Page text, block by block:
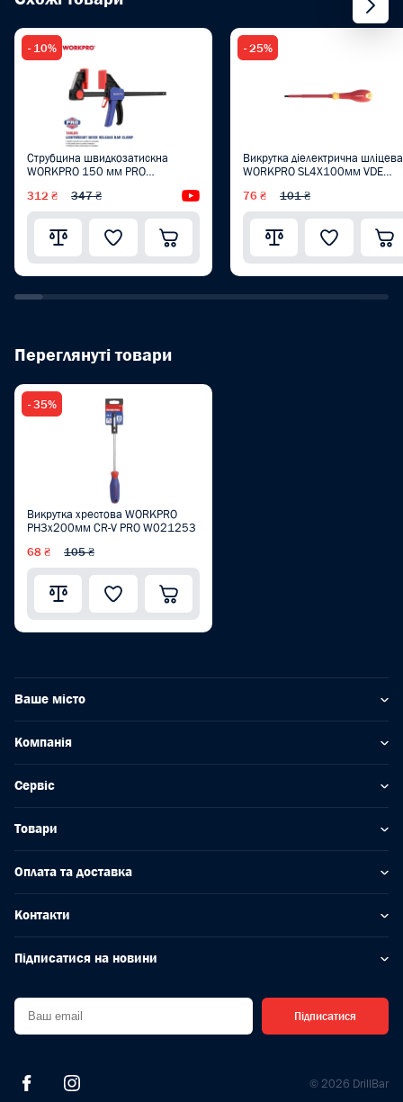
- 10%
Струбцина швидкозатискна
WORKPRO 150 мм PRO
312 ₴ 347 ₴ Відеоогляд
- 25%
Викрутка діелектрична шліцева
WORKPRO SL4X100мм VDE
76 ₴ 101 ₴
Переглянуті товари
- 35%
Викрутка хрестова WORKPRO
PH3x200мм CR-V PRO W021253
68 ₴ 105 ₴
Ваше місто
Компанія
Сервіс
Товари
Оплата та доставка
Контакти
Підписатися на новини
Підписатися
© 2026 DrillBar